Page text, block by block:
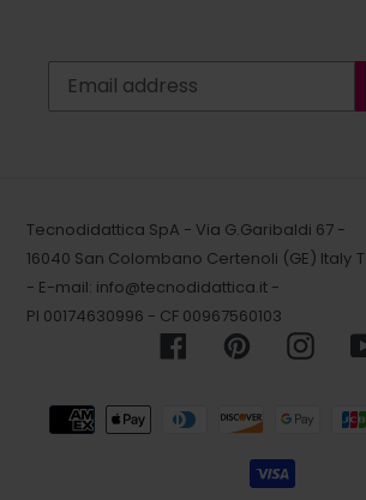
Tecnodidattica SpA - Via G.Garibaldi 67 -
16040 San Colombano Certenoli (GE) Italy
- E-mail: info@tecnodidattica.it -
PI 00174630996 - CF 00967560103
FacebookPinterest
Payment
methods